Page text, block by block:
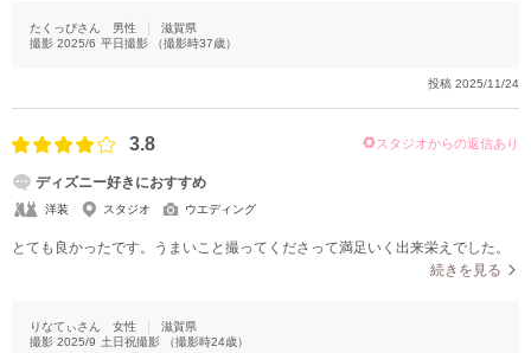
たくっぴさん 男性
滋賀県
撮影 2025/6 平日撮影 （撮影時37歳）
投稿 2025/11/24
3.8 スタジオからの返信あり
ディズニー好きにおすすめ
洋装 スタジオ ウエディング
とても良かったです。うまいこと撮ってくださって満足いく出来栄えでした。
続きを見る
りなてぃさん 女性
滋賀県
撮影 2025/9 土日祝撮影 （撮影時24歳）